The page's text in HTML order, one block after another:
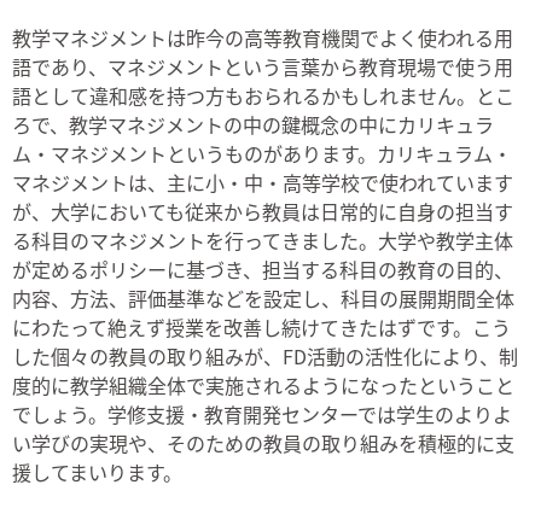
教学マネジメントは昨今の高等教育機関でよく使われる用
語であり、マネジメントという言葉から教育現場で使う用
語として違和感を持つ方もおられるかもしれません。とこ
ろで、教学マネジメントの中の鍵概念の中にカリキュラ
ム・マネジメントというものがあります。カリキュラム・
マネジメントは、主に小・中・高等学校で使われています
が、大学においても従来から教員は日常的に自身の担当す
る科目のマネジメントを行ってきました。大学や教学主体
が定めるポリシーに基づき、担当する科目の教育の目的、
内容、方法、評価基準などを設定し、科目の展開期間全体
にわたって絶えず授業を改善し続けてきたはずです。こう
した個々の教員の取り組みが、FD活動の活性化により、制
度的に教学組織全体で実施されるようになったということ
でしょう。学修支援・教育開発センターでは学生のよりよ
い学びの実現や、そのための教員の取り組みを積極的に支
援してまいります。